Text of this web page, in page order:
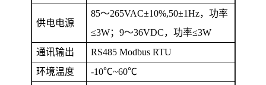
供电电源
85～265VAC±10%,50±1Hz，功率
≤3W；9～36VDC，功率≤3W
通讯输出
RS485 Modbus RTU
环境温度
-10℃~60℃